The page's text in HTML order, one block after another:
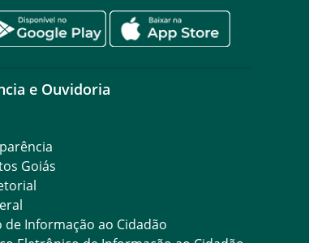
e Ouvidoria
Goiás
de Informação ao Cidadão